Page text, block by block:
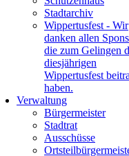
Stadtarchiv
Wippertusfest - Wir
danken allen
die zum Gelingen
diesjährigen
Wippertusfest
haben.
Verwaltung
Bürgermeister
Stadtrat
Ausschüsse